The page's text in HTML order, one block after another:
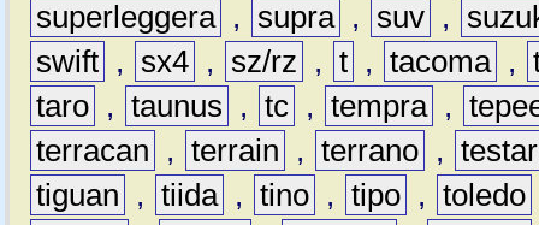
superleggera , supra , suv ,
swift , sx4 , sz/rz , t , tacoma ,
taro , taunus , tc , tempra ,
terracan
, terrain , terrano ,
tiguan
, tiida , tino , tipo , toledo